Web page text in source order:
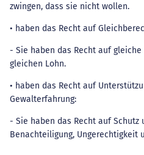
zwingen, dass sie nicht wollen.
• haben das Recht auf
- Sie haben das Recht auf
gleichen Lohn.
• haben das Recht auf
Gewalterfahrung:
- Sie haben das Recht auf Schutz
Benachteiligung, Ungerechtigkeit